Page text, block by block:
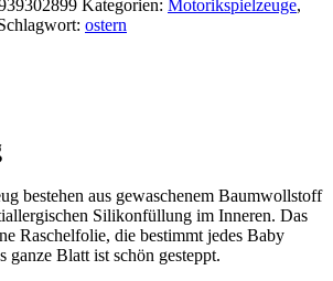
Kategorien: Motorikspielzeuge,
ostern
bestehen aus gewaschenem Baumwollstoff
Silikonfüllung im Inneren. Das
Raschelfolie, die bestimmt jedes Baby
ganze Blatt ist schön gesteppt.